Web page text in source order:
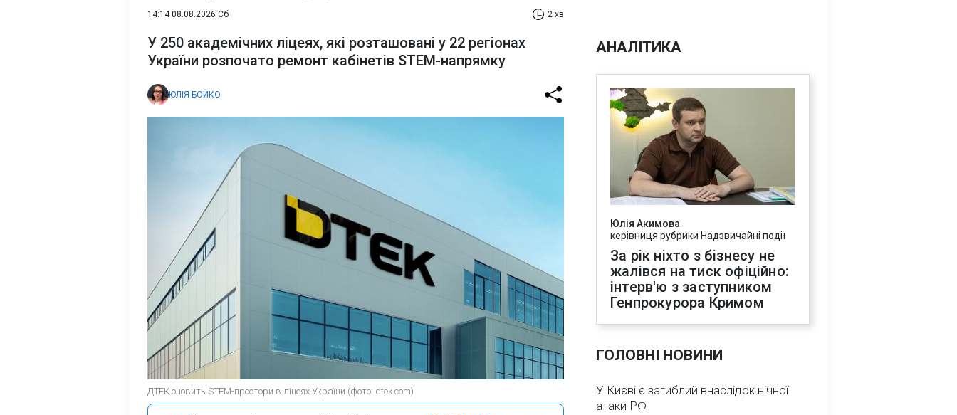
14:14 08.08.2026 Сб 2 хв
У 250 академічних ліцеях, які розташовані у 22 регіонах
України розпочато ремонт кабінетів STEM-напрямку
ЮЛІЯ БОЙКО
ДТЕК оновить STEM-простори в ліцеях України (фото: dtek.com)
АНАЛІТИКА
Юлія Акимова
керівниця рубрики Надзвичайні події
За рік ніхто з бізнесу не
жалівся на тиск офіційно:
інтерв'ю з заступником
Генпрокурора Кримом
ГОЛОВНІ НОВИНИ
У Києві є загиблий внаслідок нічної
атаки РФ